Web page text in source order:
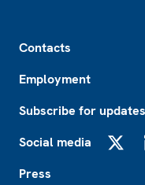
Contacts
Employment
Subscribe for updates
Social media
Press